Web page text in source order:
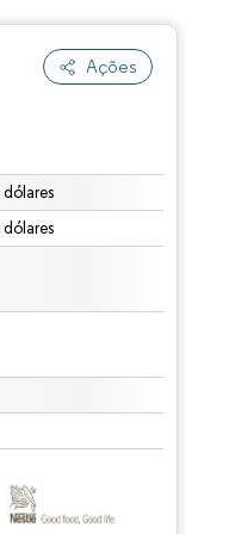
Ações
dólares
dólares
CC BY 4.0.